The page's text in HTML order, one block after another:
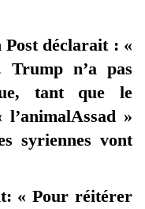
déclarait : «
n’a pas
tant que le
»
syriennes vont
« Pour réitérer